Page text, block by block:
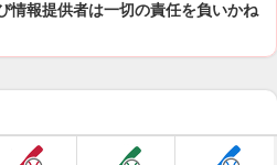
情報提供者は一切の責任を負いかね